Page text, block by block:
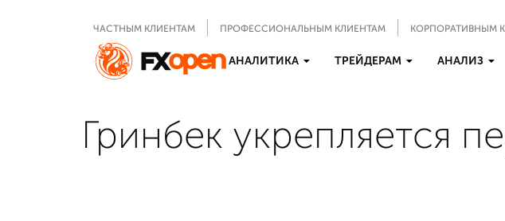
ЧАСТНЫМ КЛИЕНТАМ ПРОФЕССИОНАЛЬНЫМ КЛИЕНТАМ КОРПОРАТИВНЫМ
АНАЛИТИКА ТРЕЙДЕРАМ АНАЛИЗ
Гринбек укрепляется